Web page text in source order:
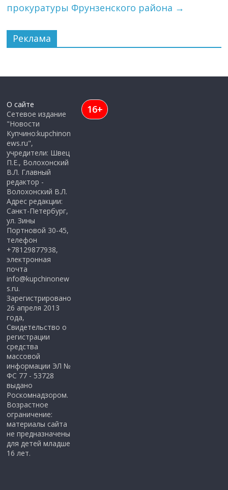
прокуратуры Фрунзенского района →
Реклама
О сайте
Сетевое издание
"Новости
Купчино:kupchinon
ews.ru",
учредители: Швец
П.Е., Волохонский
В.Л. Главный
редактор -
Волохонский В.Л.
Адрес редакции:
Санкт-Петербург,
ул. Зины
Портновой 30-45,
телефон
+78129877938,
электронная
почта
info@kupchinonew
s.ru.
Зарегистрировано
26 апреля 2013
года,
Свидетельство о
регистрации
средства
массовой
информации ЭЛ №
ФС 77 - 53728
выдано
Роскомнадзором.
Возрастное
ограничение:
материалы сайта
не предназначены
для детей младше
16 лет.
16+